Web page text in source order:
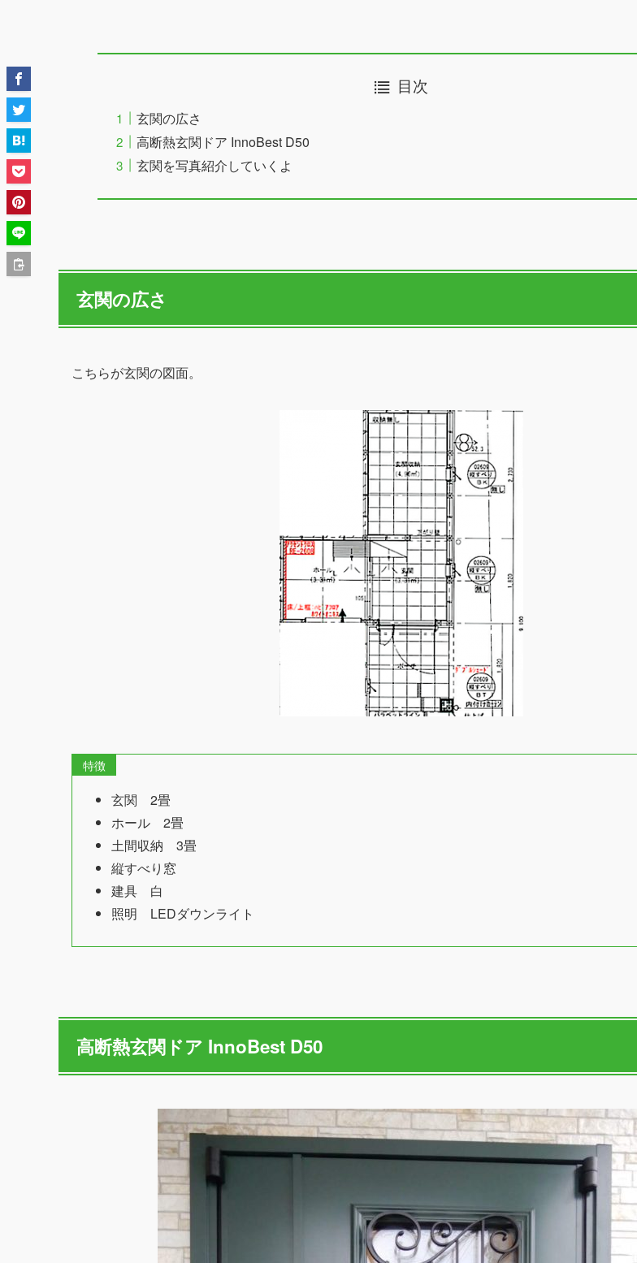
目次
玄関の広さ
高断熱玄関ドア InnoBest D50
玄関を写真紹介していくよ
玄関の広さ
こちらが玄関の図面。
特徴
玄関 2畳
ホール 2畳
土間収納 3畳
縦すべり窓
建具 白
照明 LEDダウンライト
高断熱玄関ドア InnoBest D50